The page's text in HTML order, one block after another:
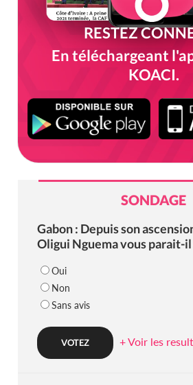
RESTEZ
En téléchargeant
KOACI.
SONDAGE
Gabon : Depuis son
Oligui Nguema vous parait-
Oui
Non
Sans avis
+ Voir les